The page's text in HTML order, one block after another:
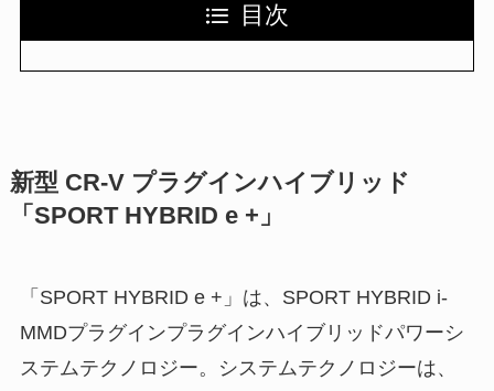
目次
新型 CR-V プラグインハイブリッド
「SPORT HYBRID e +」
「SPORT HYBRID e +」は、SPORT HYBRID i-
MMDプラグインプラグインハイブリッドパワーシ
ステムテクノロジー。システムテクノロジーは、